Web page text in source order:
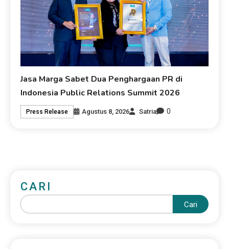
Jasa Marga Sabet Dua Penghargaan PR di
Indonesia Public Relations Summit 2026
Press Release Agustus 8, 2026 Satria 0
CARI
Cari